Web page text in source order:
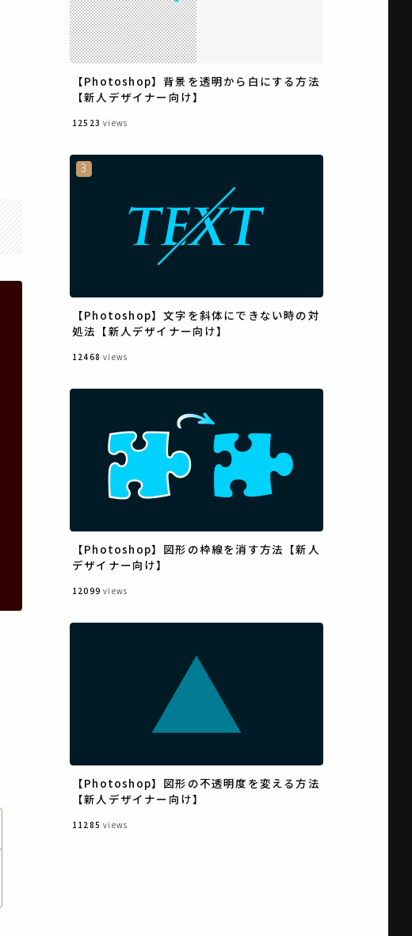
【Photoshop】背景を透明から白にする方法
【新人デザイナー向け】
12523 views
【Photoshop】文字を斜体にできない時の対
処法【新人デザイナー向け】
12468 views
【Photoshop】図形の枠線を消す方法【新人
デザイナー向け】
12099 views
【Photoshop】図形の不透明度を変える方法
【新人デザイナー向け】
11285 views